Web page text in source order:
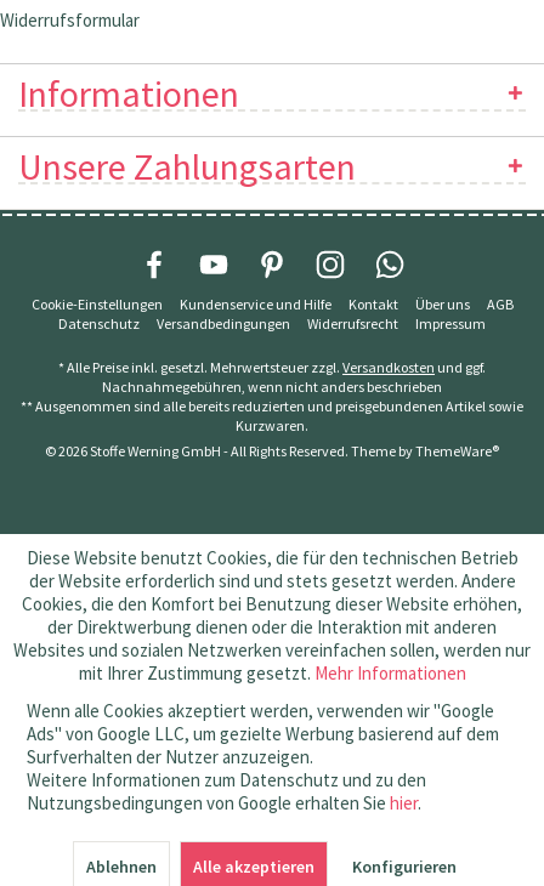
Widerrufsformular
Informationen
Unsere Zahlungsarten
Cookie-Einstellungen Kundenservice und Hilfe Kontakt Über uns
AGB
Datenschutz
Versandbedingungen Widerrufsrecht Impressum
* Alle Preise inkl. gesetzl. Mehrwertsteuer zzgl. Versandkosten und ggf.
Nachnahmegebühren, wenn nicht anders beschrieben
** Ausgenommen sind alle bereits reduzierten und preisgebundenen Artikel sowie
Kurzwaren.
© 2026 Stoffe Werning GmbH - All Rights Reserved. Theme byThemeWare®
Diese Website benutzt Cookies, die für den technischen Betrieb
der Website erforderlich sind und stets gesetzt werden. Andere
Cookies, die den Komfort bei Benutzung dieser Website erhöhen,
der Direktwerbung dienen oder die Interaktion mit anderen
Websites und sozialen Netzwerken vereinfachen sollen, werden nur
mit Ihrer Zustimmung gesetzt. Mehr Informationen
Wenn alle Cookies akzeptiert werden, verwenden wir "Google
Ads" von Google LLC, um gezielte Werbung basierend auf dem
Surfverhalten der Nutzer anzuzeigen.
Weitere Informationen zum Datenschutz und zu den
Nutzungsbedingungen von Google erhalten Sie hier.
Ablehnen Alle akzeptieren Konfigurieren
SEHR GUT (4.83 / 5)
aus145Bewertungen bei: amazon.de, shopvote.de ⓘ
Informationen zur Echtheit der Bewertungen